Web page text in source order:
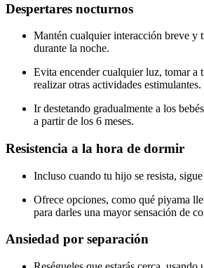
Despertares nocturnos
Mantén cualquier interacción breve y
durante la noche.
Evita encender cualquier luz, tomar a
realizar otras actividades estimulantes.
Ir destetando gradualmente a los
a partir de los 6 meses.
Resistencia a la hora de dormir
Incluso cuando tu hijo se resista,
Ofrece opciones, como qué piyama
para darles una mayor sensación de
Ansiedad por separación